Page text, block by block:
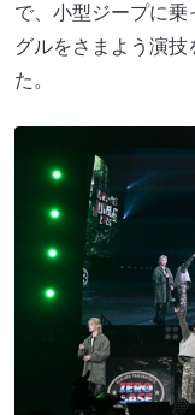
で、小型ジープに
グルをさまよう演技
た。